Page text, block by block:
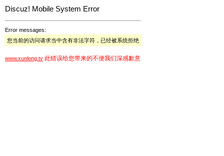
Discuz! Mobile System Error
Error messages:
您当前的访问请求当中含有非法字符，已经被系统拒绝
www.xunlong.tv 此错误给您带来的不便我们深感歉意